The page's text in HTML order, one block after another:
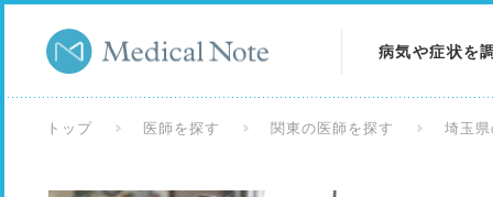
病気や症状を
トップ 医師を探す 関東の医師を探す 埼玉